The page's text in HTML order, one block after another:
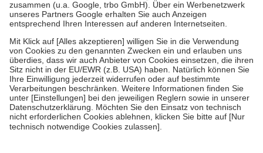
Verordnung.
Um das Engagement der Versicherten für ihre eigene Gesundheit zu
stärken und die besondere Stellung der Familie zu unterstützen,
fallenkeine Zuzahlungenan bei:
• Kindern und Jugendlichen bis zum vollendeten 18. Lebensjahr
mit Ausnahme der Fahrkosten
• Untersuchungen zur Vorsorge und Früherkennung, die von der
GKV getragen werden
• empfohlenen Schutzimpfungen
• Harn- und Blutteststreifen